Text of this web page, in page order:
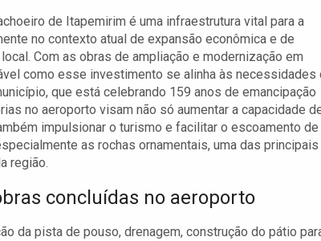
de Itapemirim é uma infraestrutura vital para a
no contexto atual de expansão econômica e de
Com as obras de ampliação e modernização em
como esse investimento se alinha às necessidades
que está celebrando 159 anos de emancipação
no aeroporto visam não só aumentar a capacidade
impulsionar o turismo e facilitar o escoamento de
as rochas ornamentais, uma das principais
região.
concluídas no aeroporto
da pista de pouso, drenagem, construção do pátio